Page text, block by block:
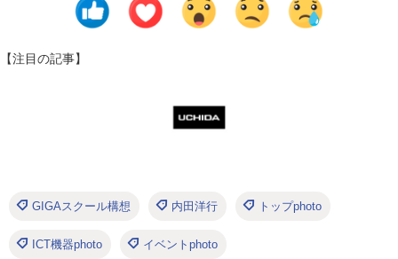
【注目の記事】
GIGAスクール構想 内田洋行 トップphoto
ICT機器photo イベントphoto